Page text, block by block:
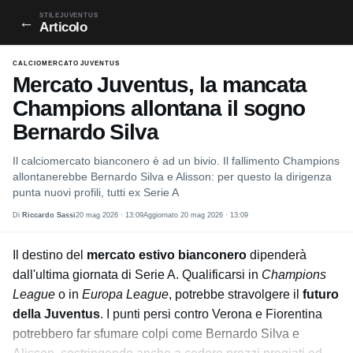
← STILEJUVENTUS
Articolo
CALCIOMERCATO JUVENTUS
Mercato Juventus, la mancata
Champions allontana il sogno
Bernardo Silva
Il calciomercato bianconero è ad un bivio. Il fallimento Champions
allontanerebbe Bernardo Silva e Alisson: per questo la dirigenza
punta nuovi profili, tutti ex Serie A
Di Riccardo Sassi20 mag 2026 · 13:09Aggiornato 20 mag 2026 · 13:09
Il destino del mercato estivo bianconero dipenderà
dall'ultima giornata di Serie A. Qualificarsi in Champions
League o in Europa League, potrebbe stravolgere il futuro
della Juventus. I punti persi contro Verona e Fiorentina
potrebbero far sfumare colpi come Bernardo Silva e